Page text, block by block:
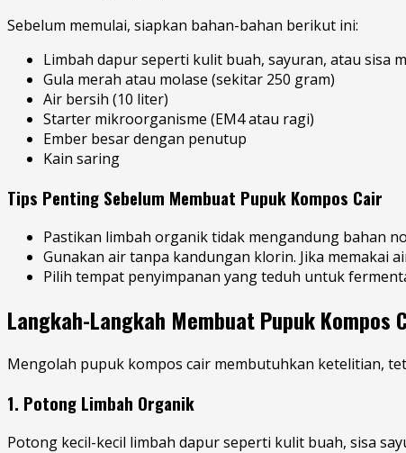
Sebelum memulai, siapkan bahan-bahan berikut ini:
Limbah dapur seperti kulit buah, sayuran, atau sisa
Gula merah atau molase (sekitar 250 gram)
Air bersih (10 liter)
Starter mikroorganisme (EM4 atau ragi)
Ember besar dengan penutup
Kain saring
Tips Penting Sebelum Membuat Pupuk Kompos Cair
Pastikan limbah organik tidak mengandung bahan
Gunakan air tanpa kandungan klorin. Jika memakai
Pilih tempat penyimpanan yang teduh untuk
Langkah-Langkah Membuat Pupuk Kompos
Mengolah pupuk kompos cair membutuhkan ketelitian,
1. Potong Limbah Organik
Potong kecil-kecil limbah dapur seperti kulit buah, sisa